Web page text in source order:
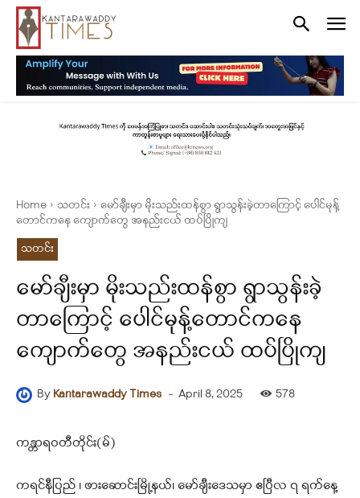
Home သတင်း
မော်ချီးမှာ မိုးသည်းထန်စွာ ရွာသွန်းခဲ့တာကြောင့် ပေါင်မုန့်
တောင်ကနေ ကျောက်တွေ အနည်းငယ် ထပ်ပြိုကျ
သတင်း
မော်ချီးမှာ မိုးသည်းထန်စွာ ရွာသွန်းခဲ့
တာကြောင့် ပေါင်မုန့်တောင်ကနေ
ကျောက်တွေ အနည်းငယ် ထပ်ပြိုကျ
By Kantarawaddy Times - April 8, 2025 578
ကန္တာရဝတီတိုင်း(မ်)
ကရင်နီပြည် ၊ ဖားဆောင်းမြို့နယ်၊ မော်ချီးဒေသမှာ ဧပြီလ ၇ ရက်နေ့